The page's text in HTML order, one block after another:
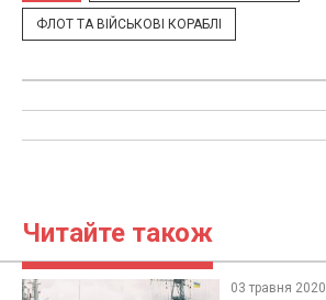
ФЛОТ ТА ВІЙСЬКОВІ КОРАБЛІ
Читайте також
03 травня 2020